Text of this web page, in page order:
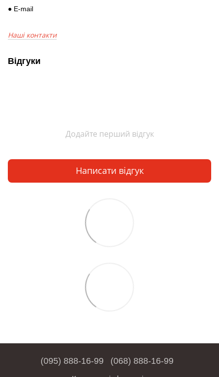
● E-mail
Наші контакти
Відгуки
Додайте перший відгук
Написати відгук
(095) 888-16-99 (068) 888-16-99